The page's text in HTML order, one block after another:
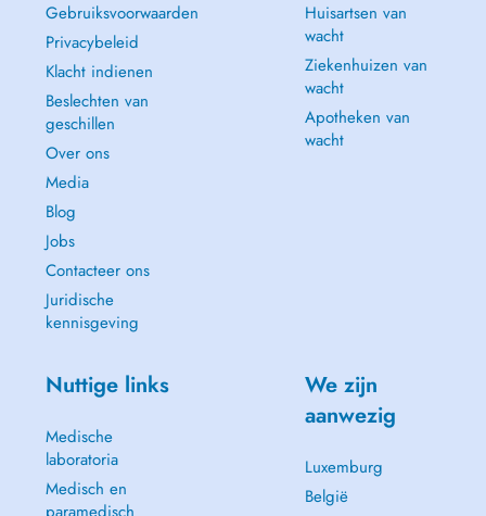
Gebruiksvoorwaarden
Privacybeleid
Klacht indienen
Beslechten van
geschillen
Over ons
Media
Blog
Jobs
Contacteer ons
Juridische
kennisgeving
Huisartsen van
wacht
Ziekenhuizen van
wacht
Apotheken van
wacht
Nuttige links
Medische
laboratoria
Medisch en
We zijn
aanwezig
Luxemburg
België